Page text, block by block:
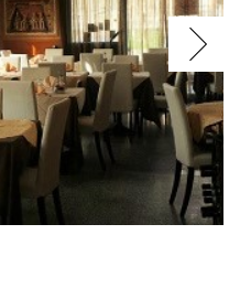
Emiliani Liguri
Pugliesi Romani
specializzati